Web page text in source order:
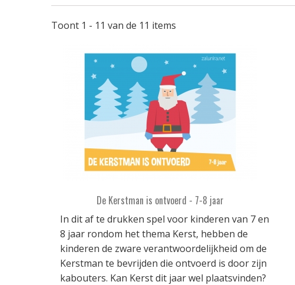
Toont 1 - 11 van de 11 items
De Kerstman is ontvoerd - 7-8 jaar
In dit af te drukken spel voor kinderen van 7 en
8 jaar rondom het thema Kerst, hebben de
kinderen de zware verantwoordelijkheid om de
Kerstman te bevrijden die ontvoerd is door zijn
kabouters. Kan Kerst dit jaar wel plaatsvinden?